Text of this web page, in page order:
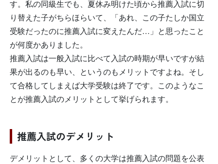
す。私の同級生でも、夏休み明けた頃から推薦入試に切
り替えた子がちらほらいて、「あれ、この子たしか国立
受験だったのに推薦入試に変えたんだ…」と思ったこと
が何度かありました。
推薦入試は一般入試に比べて入試の時期が早いですが結
果が出るのも早い、というのもメリットですよね。そし
て合格してしまえば大学受験は終了です。このようなこ
とが推薦入試のメリットとして挙げられます。
推薦入試のデメリット
デメリットとして、多くの大学は推薦入試の問題を公表